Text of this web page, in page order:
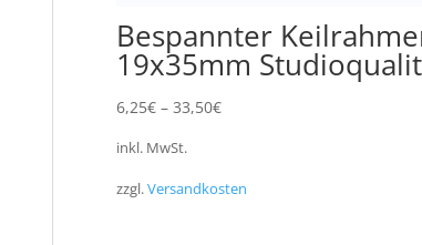
Bespannter
19x35mm
6,25€ –33,50€
inkl. MwSt.
zzgl.Versandkosten